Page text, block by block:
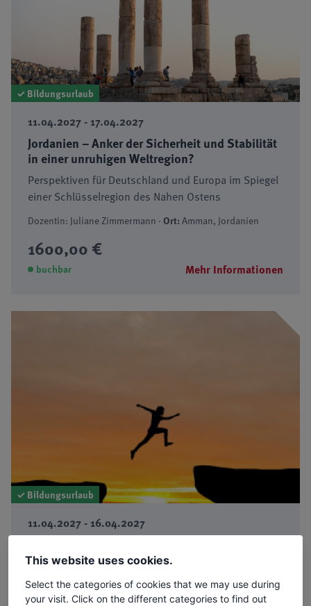
✓ Bildungsurlaub
11.04.2027 - 17.04.2027
Jordanien – Anker der Sicherheit und Stabilität
in einer unruhigen Weltregion?
Perspektiven für Deutschland und Europa im Spiegel
einer Schlüsselregion des Nahen Ostens
Dozentin: Juliane Zimmermann ·Ort:Amman, Jordanien
1600,00 €
buchbar Mehr Informationen
✓ Bildungsurlaub
11.04.2027 - 16.04.2027
nachhaltig
Persönliche Strategien zur Konfliktlösung entwickeln
und umsetzen
This website uses cookies.
Select the categories of cookies that we may use during
your visit. Click on the different categories to find out